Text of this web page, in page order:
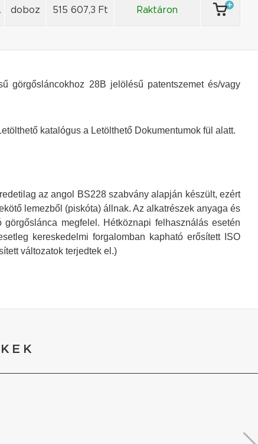
doboz 515 607,3 Ft Raktáron
görgősláncokhoz 28B jelölésű patentszemet és/vagy
katalógus a Letölthető Dokumentumok fül alatt.
az angol BS228 szabvány alapján készült, ezért
lemezből (piskóta) állnak. Az alkatrészek anyaga és
megfelel. Hétköznapi felhasználás esetén
kereskedelmi forgalomban kapható erősített ISO
változatok terjedtek el.)